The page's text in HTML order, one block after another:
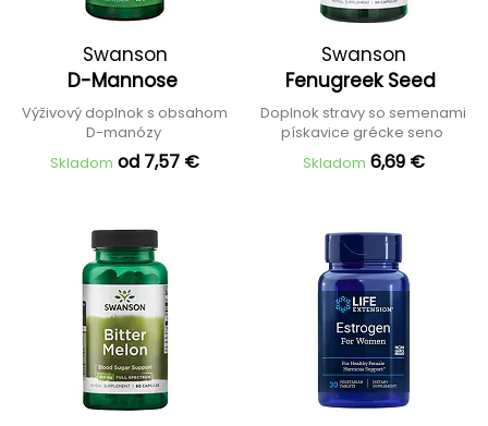
Swanson
D-Mannose
Výživový doplnok s obsahom
D-manózy
Skladom od 7,57 €
Swanson
Fenugreek Seed
Doplnok stravy so semenami
pískavice grécke seno
Skladom 6,69 €